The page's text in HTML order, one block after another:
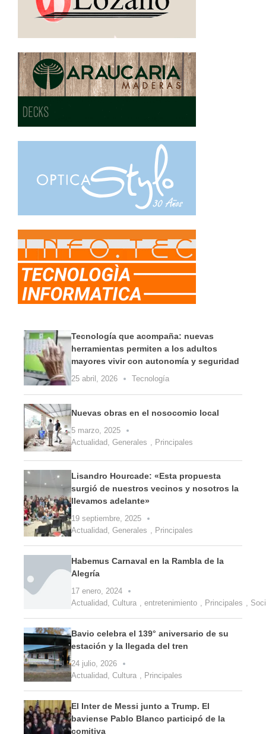
Tecnología que acompaña: nuevas
herramientas permiten a los adultos
mayores vivir con autonomía y seguridad
25 abril, 2026 Tecnología
Nuevas obras en el nosocomio local
5 marzo, 2025
Actualidad Generales Principales
Lisandro Hourcade: «Esta propuesta
surgió de nuestros vecinos y nosotros la
llevamos adelante»
19 septiembre, 2025
Actualidad Generales Principales
Habemus Carnaval en la Rambla de la
Alegría
17 enero, 2024
Actualidad Cultura entretenimiento Principales
Bavio celebra el 139° aniversario de su
estación y la llegada del tren
24 julio, 2026
Actualidad Cultura Principales
El Inter de Messi junto a Trump. El
baviense Pablo Blanco participó de la
comitiva